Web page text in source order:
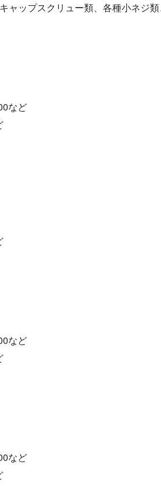
ップスクリュー類、各種小ネジ
など
など
など